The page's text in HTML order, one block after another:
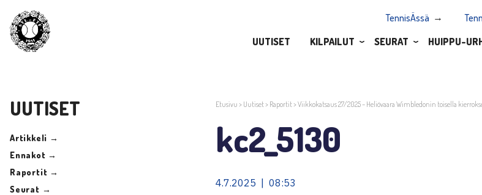
TennisÄssä
UUTISET
KILPAILUT SEURAT HUIPPU-
UUTISET
Artikkeli →
Ennakot →
Raportit →
Seurat →
Etusivu > Uutiset> Raportit>Viikkokatsaus 27/2025 – Heliövaara Wimbledonin toisella
kc2_5130
4.7.2025 | 08:53